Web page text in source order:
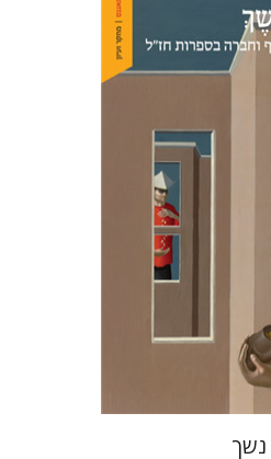
ספר מודפס
$38
נשך